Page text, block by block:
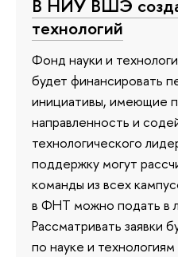
В НИУ ВШЭ
технологий
Фонд науки и
будет финансировать
инициативы, имеющие
направленность и
технологического
поддержку могут
команды из всех
в ФНТ можно подать в
Рассматривать заявки
по науке и